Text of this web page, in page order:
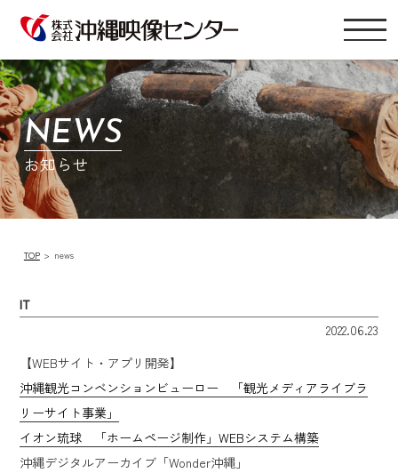
NEWS
お知らせ
TOP news
IT
2022.06.23
【WEBサイト・アプリ開発】
沖縄観光コンベンションビューロー 「観光メディアライブラ
リーサイト事業」
イオン琉球 「ホームページ制作」WEBシステム構築
沖縄デジタルアーカイブ「Wonder沖縄」